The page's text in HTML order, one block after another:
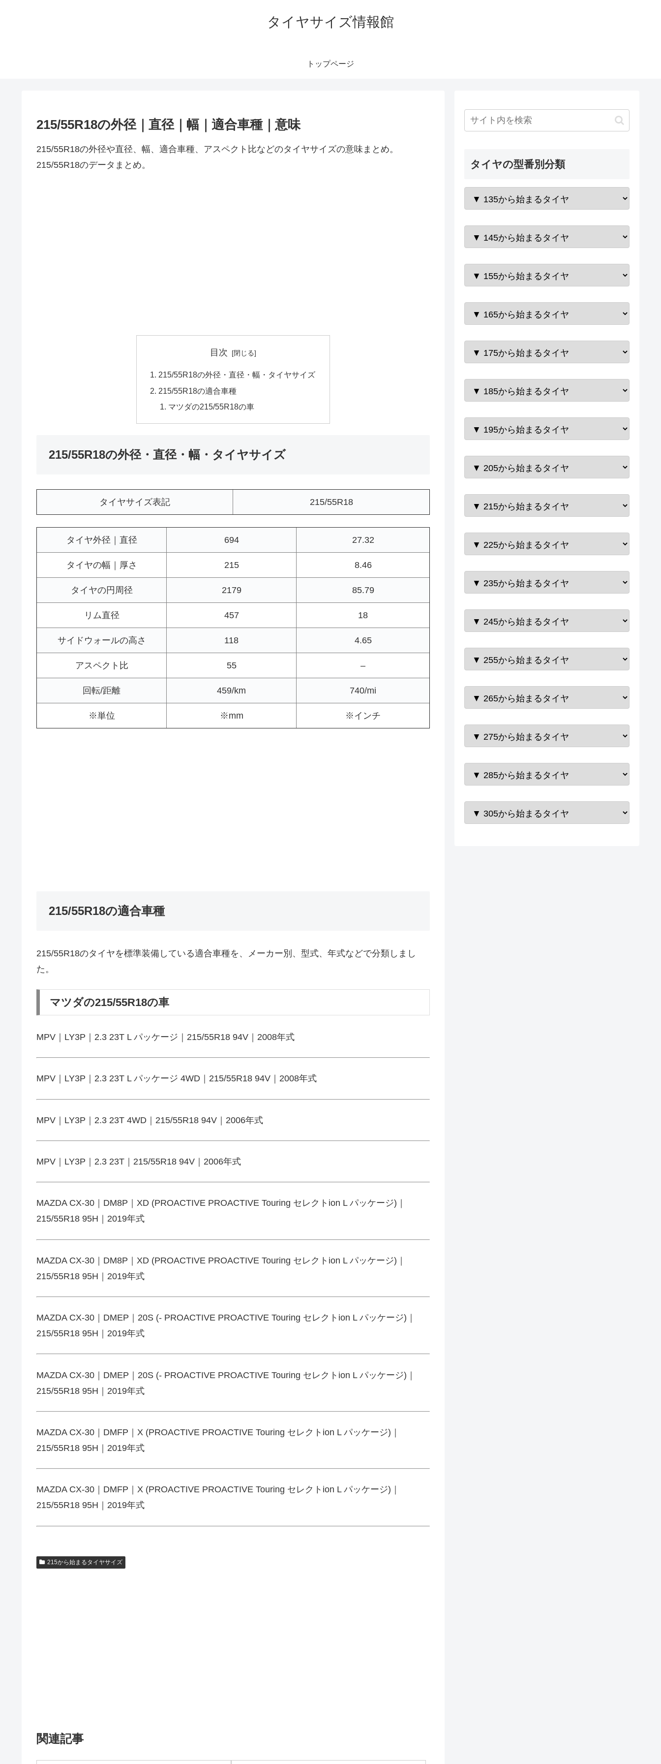
タイヤサイズ情報館
トップページ
215/55R18の外径｜直径｜幅｜適合車種｜意味
215/55R18の外径や直径、幅、適合車種、アスペクト比などのタイヤサイズの意味まとめ。
215/55R18のデータまとめ。
目次
215/55R18の外径・直径・幅・タイヤサイズ
215/55R18の適合車種
マツダの215/55R18の車
215/55R18の外径・直径・幅・タイヤサイズ
タイヤサイズ表記 215/55R18
タイヤ外径｜直径 694 27.32
タイヤの幅｜厚さ 215 8.46
タイヤの円周径 2179 85.79
リム直径 457 18
サイドウォールの高さ 118 4.65
アスペクト比 55 –
回転/距離 459/km 740/mi
※単位 ※mm ※インチ
215/55R18の適合車種
215/55R18のタイヤを標準装備している適合車種を、メーカー別、型式、年式などで分類しまし
た。
マツダの215/55R18の車
MPV｜LY3P｜2.3 23T L パッケージ｜215/55R18 94V｜2008年式
MPV｜LY3P｜2.3 23T L パッケージ 4WD｜215/55R18 94V｜2008年式
MPV｜LY3P｜2.3 23T 4WD｜215/55R18 94V｜2006年式
MPV｜LY3P｜2.3 23T｜215/55R18 94V｜2006年式
MAZDA CX-30｜DM8P｜XD (PROACTIVE PROACTIVE Touring セレクトion L パッケージ)｜
215/55R18 95H｜2019年式
MAZDA CX-30｜DM8P｜XD (PROACTIVE PROACTIVE Touring セレクトion L パッケージ)｜
215/55R18 95H｜2019年式
MAZDA CX-30｜DMEP｜20S (- PROACTIVE PROACTIVE Touring セレクトion L パッケージ)｜
215/55R18 95H｜2019年式
MAZDA CX-30｜DMEP｜20S (- PROACTIVE PROACTIVE Touring セレクトion L パッケージ)｜
215/55R18 95H｜2019年式
MAZDA CX-30｜DMFP｜X (PROACTIVE PROACTIVE Touring セレクトion L パッケージ)｜
215/55R18 95H｜2019年式
MAZDA CX-30｜DMFP｜X (PROACTIVE PROACTIVE Touring セレクトion L パッケージ)｜
215/55R18 95H｜2019年式
215から始まるタイヤサイズ
関連記事
タイヤの型番別分類